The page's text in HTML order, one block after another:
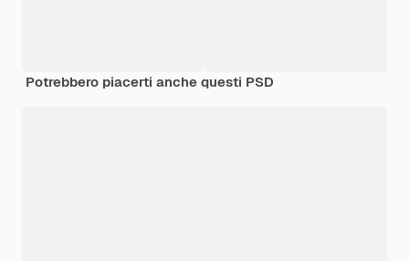
Potrebbero piacerti anche questi PSD